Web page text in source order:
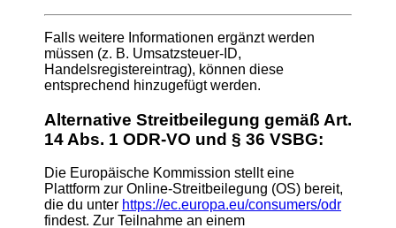
Falls weitere Informationen ergänzt werden
müssen (z. B. Umsatzsteuer-ID,
Handelsregistereintrag), können diese
entsprechend hinzugefügt werden.
Alternative Streitbeilegung gemäß Art.
14 Abs. 1 ODR-VO und § 36 VSBG:
Die Europäische Kommission stellt eine
Plattform zur Online-Streitbeilegung (OS) bereit,
die du unter https://ec.europa.eu/consumers/odr
findest. Zur Teilnahme an einem